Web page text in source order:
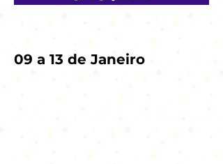
09 a 13 de Janeiro